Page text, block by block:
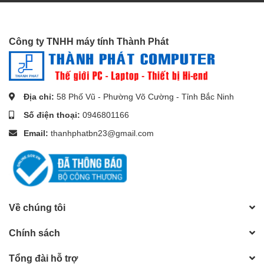
***Nếu bạn quan tâm đến sản phẩm hoặc có bất kỳ thắc mắc
mua hàng nào, vui lòng liên hệ Hotline
nhất!
***Để có thêm nhiều ưu đãi và cơ hội giảm giá, bạn có thể đặt
Công ty TNHH máy tính Thành Phát
Địa chỉ: 58 Phố Vũ - Phường Võ Cường - Tỉnh Bắc Ninh
Số điện thoại: 0946801166
Email: thanhphatbn23@gmail.com
Về chúng tôi
Chính sách
Tổng đài hỗ trợ